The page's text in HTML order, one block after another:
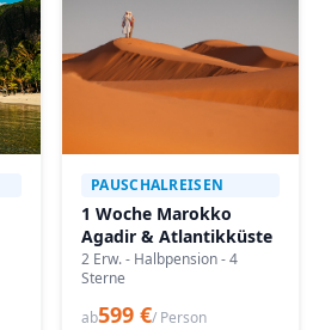
PAUSCHALREISEN
1 Woche Marokko
Agadir & Atlantikküste
2 Erw. - Halbpension - 4
Sterne
ab599 €/ Person